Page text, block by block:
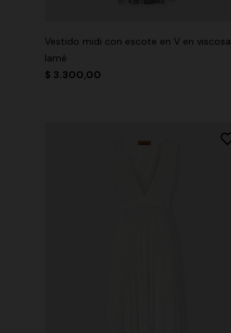
Vestido midi con escote en V en viscosa
lamé
$ 3.300,00